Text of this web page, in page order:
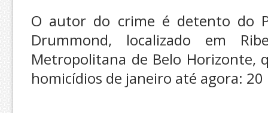
O autor do crime é detento do
Drummond, localizado em
Metropolitana de Belo Horizonte,
homicídios de janeiro até agora: